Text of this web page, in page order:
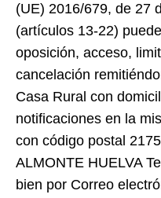
(UE) 2016/679, de 27
(artículos 13-22)
oposición, acceso,
cancelación
Casa Rural con
notificaciones en la
con código postal
ALMONTE HUELVA
bien por Correo